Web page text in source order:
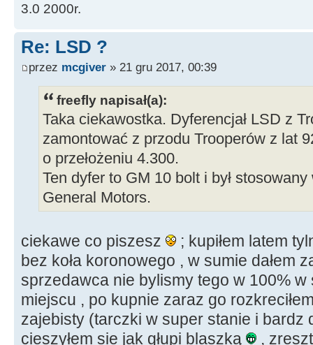
3.0 2000r.
Re: LSD ?
przez mcgiver » 21 gru 2017, 00:39
freefly napisał(a):
Taka ciekawostka. Dyferencjał LSD z
zamontować z przodu Trooperów z lat
o przełożeniu 4.300.
Ten dyfer to GM 10 bolt i był
General Motors.
ciekawe co piszesz
; kupiłem latem
bez koła koronowego , w sumie dałem
sprzedawca nie bylismy tego w 100%
miejscu , po kupnie zaraz go
zajebisty (tarczki w super stanie i bardz
cieszyłem sie jak głupi blaszką
,